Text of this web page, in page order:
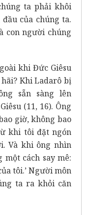
ta phải khôi
của chúng ta.
con người chúng
khi Đức Giêsu
Khi Ladarô bị
sẵn sàng lên
(11, 16). Ông
giờ, không bao
khi tôi đặt ngón
Và khi ông nhìn
một cách say mê:
tôi.’ Người môn
ta ra khỏi căn